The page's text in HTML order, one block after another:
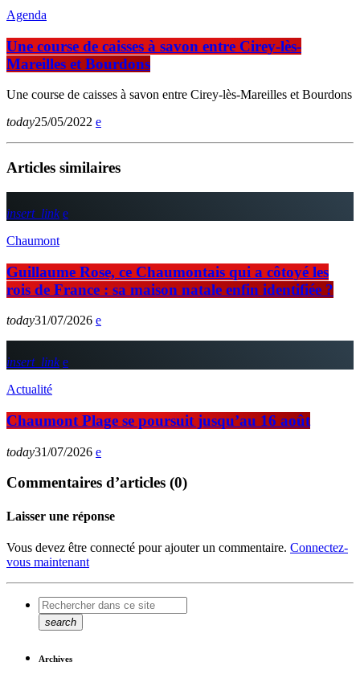
Agenda
Une course de caisses à savon entre Cirey-lès-
Mareilles et Bourdons
Une course de caisses à savon entre Cirey-lès-Mareilles et Bourdons
today25/05/2022
Articles similaires
insert_link
Chaumont
Guillaume Rose, ce Chaumontais qui a côtoyé les
rois de France : sa maison natale enfin identifiée ?
today31/07/2026
insert_link
Actualité
Chaumont Plage se poursuit jusqu’au 16 août
today31/07/2026
Commentaires d’articles (0)
Laisser une réponse
Vous devez être connecté pour ajouter un commentaire. Connectez-
vous maintenant
search
Archives